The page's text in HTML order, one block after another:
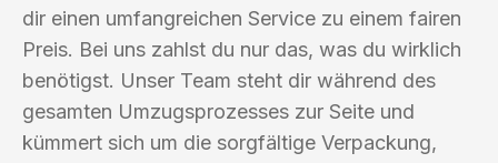
dir einen umfangreichen Service zu einem fairen
Preis. Bei uns zahlst du nur das, was du wirklich
benötigst. Unser Team steht dir während des
gesamten Umzugsprozesses zur Seite und
kümmert sich um die sorgfältige Verpackung,